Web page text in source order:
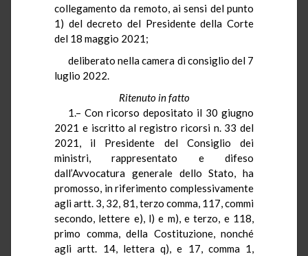
collegamento da remoto, ai sensi del punto
1) del decreto del Presidente della Corte
del 18 maggio 2021;
deliberato nella camera di consiglio del 7
luglio 2022.
Ritenuto in fatto
1.– Con ricorso depositato il 30 giugno
2021 e iscritto al registro ricorsi n. 33 del
2021, il Presidente del Consiglio dei
ministri, rappresentato e difeso
dall’Avvocatura generale dello Stato, ha
promosso, in riferimento complessivamente
agli artt. 3, 32, 81, terzo comma, 117, commi
secondo, lettere e), l) e m), e terzo, e 118,
primo comma, della Costituzione, nonché
agli artt. 14, lettera q), e 17, comma 1,